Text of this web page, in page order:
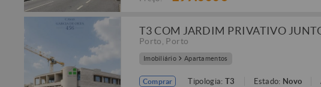
T3 COM JARDIM PRIVATIVO
Porto Porto
Imobiliário Apartamentos
Comprar Tipologia: T3 Estado: Novo